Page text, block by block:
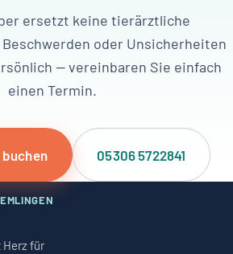
ersetzt keine tierärztliche
oder Unsicherheiten
— vereinbaren Sie einfach
einen Termin.
buchen 05306 5722841
Herz für